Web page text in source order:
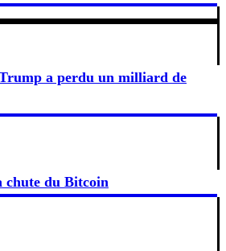
a perdu un milliard de
chute du Bitcoin